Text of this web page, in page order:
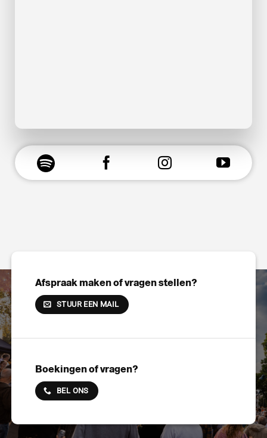
Afspraak maken of vragen stellen?
STUUR EEN MAIL
Boekingen of vragen?
BEL ONS